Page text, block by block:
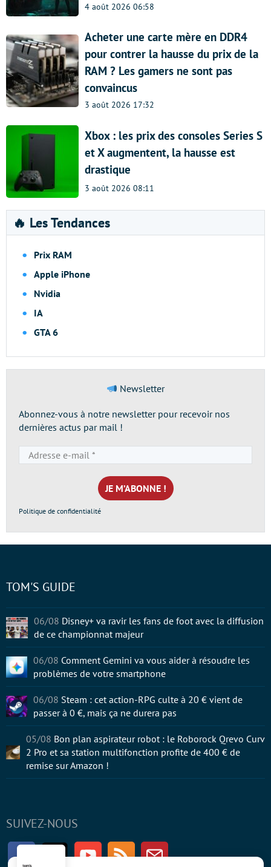
4 août 2026 06:58
Acheter une carte mère en DDR4
pour contrer la hausse du prix de la
RAM ? Les gamers ne sont pas
convaincus
3 août 2026 17:32
Xbox : les prix des consoles Series S
et X augmentent, la hausse est
drastique
3 août 2026 08:11
🔥 Les Tendances
Prix RAM
Apple iPhone
Nvidia
IA
GTA 6
Newsletter
Abonnez-vous à notre newsletter pour recevoir nos
dernières actus par mail !
e-
mail
*
Politique de confidentialité
SUIVEZ-NOUS
FacebookTwitter Youtube RSS Newsletter
TOM'S GUIDE
06/08 Disney+ va ravir les fans de foot avec la diffusion
de ce championnat majeur
06/08 Comment Gemini va vous aider à résoudre les
problèmes de votre smartphone
06/08 Steam : cet action-RPG culte à 20 € vient de
passer à 0 €, mais ça ne durera pas
05/08 Bon plan aspirateur robot : le Roborock Qrevo Curv
2 Pro et sa station multifonction profite de 400 € de
remise sur Amazon !